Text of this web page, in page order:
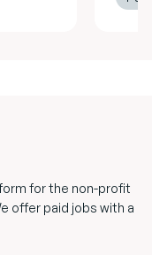
for the non-profit
offer paid jobs with a